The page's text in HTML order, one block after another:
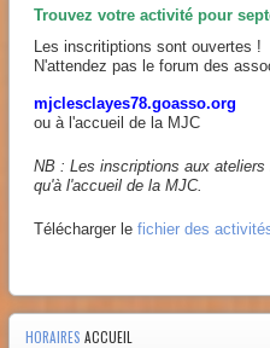
Trouvez votre activité pour
Les inscritiptions sont ouvertes !
N'attendez pas le forum des
mjclesclayes78.goasso.org
ou à l'accueil de la MJC
NB : Les inscriptions aux
qu'à l'accueil de la MJC.
Télécharger le fichier des
HORAIRES ACCUEIL